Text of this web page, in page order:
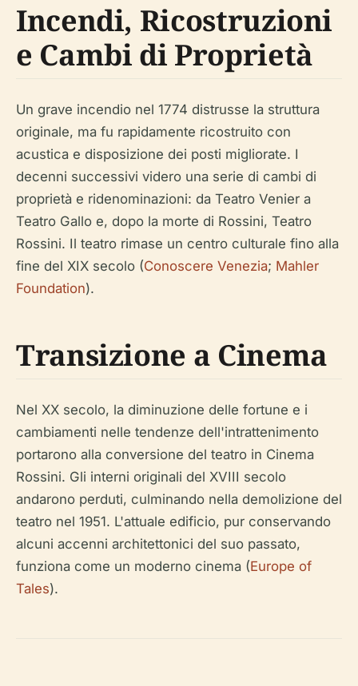
Incendi, Ricostruzioni
e Cambi di Proprietà
Un grave incendio nel 1774 distrusse la struttura
originale, ma fu rapidamente ricostruito con
acustica e disposizione dei posti migliorate. I
decenni successivi videro una serie di cambi di
proprietà e ridenominazioni: da Teatro Venier a
Teatro Gallo e, dopo la morte di Rossini, Teatro
Rossini. Il teatro rimase un centro culturale fino alla
fine del XIX secolo (Conoscere Venezia; Mahler
Foundation).
Transizione a Cinema
Nel XX secolo, la diminuzione delle fortune e i
cambiamenti nelle tendenze dell'intrattenimento
portarono alla conversione del teatro in Cinema
Rossini. Gli interni originali del XVIII secolo
andarono perduti, culminando nella demolizione del
teatro nel 1951. L'attuale edificio, pur conservando
alcuni accenni architettonici del suo passato,
funziona come un moderno cinema (Europe of
Tales).